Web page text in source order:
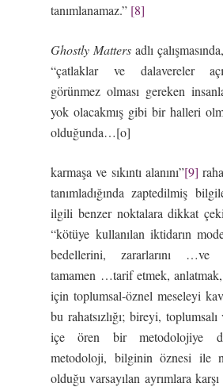
tanımlanamaz.” [8]
Ghostly Matters adlı
“çatlaklar ve dalavereler
görünmez olması gereken
yok olacakmış gibi bir halleri
olduğunda…[o]
karmaşa ve sıkıntı alanını”[9]
tanımladığında zaptedilmiş
ilgili benzer noktalara dikkat
“kötüye kullanılan iktidarın
bedellerini, zararlarını …ve
tamamen …tarif etmek, anlatmak,
için toplumsal-öznel meseleyi
bu rahatsızlığı; bireyi,
içe ören bir metodolojiye
metodoloji, bilginin öznesi ile
olduğu varsayılan ayrımlara